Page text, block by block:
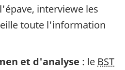
interviewe les
toute l'information
et d'analyse : le BST